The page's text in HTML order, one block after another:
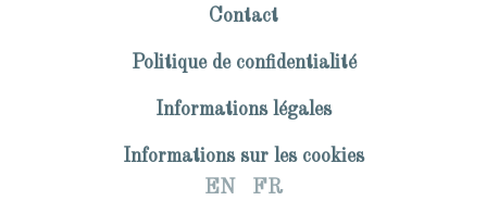
Contact
Politique de confidentialité
Informations légales
Informations sur les cookies
EN
FR